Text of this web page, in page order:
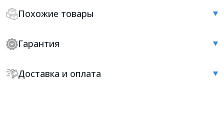
Похожие товары
Гарантия
Доставка и оплата